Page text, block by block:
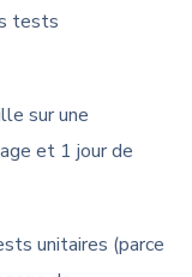
tests
sur une
et 1 jour de
unitaires (parce